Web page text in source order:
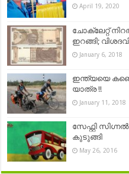
April 19, 2020
ചോക്ലേറ്റ്
ഇറങ്ങി;
January 6, 2018
ഇന്ത്യയെ
യാത്ര !!
January 11, 2018
സേഫ്റ്റി
കുടുങ്ങി
May 26, 2016